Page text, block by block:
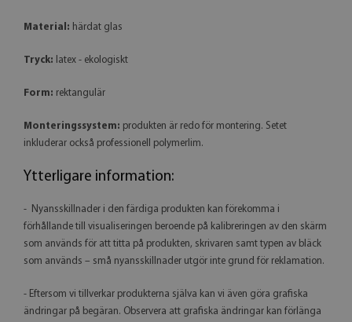
Material: härdat glas
Tryck: latex - ekologiskt
Form: rektangulär
Monteringssystem: produkten är redo för montering. Setet
inkluderar också professionell polymerlim.
Ytterligare information:
- Nyansskillnader i den färdiga produkten kan förekomma i
förhållande till visualiseringen beroende på kalibreringen av den skärm
som används för att titta på produkten, skrivaren samt typen av bläck
som används – små nyansskillnader utgör inte grund för reklamation.
- Eftersom vi tillverkar produkterna själva kan vi även göra grafiska
ändringar på begäran. Observera att grafiska ändringar kan förlänga